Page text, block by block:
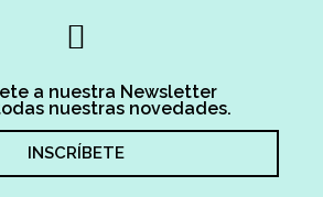
a nuestra Newsletter
nuestras novedades.
INSCRÍBETE